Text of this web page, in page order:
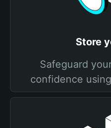
Store
Safeguard
confidence